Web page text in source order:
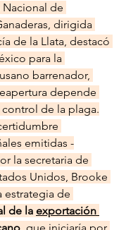
de
dirigida
de la Llata, destacó
para la
barrenador,
depende
de la plaga.
emitidas -
la secretaria de
Unidos, Brooke
estrategia de
de la exportación